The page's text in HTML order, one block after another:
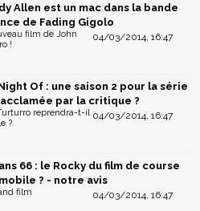
Allen est un mac dans la bande
de Fading Gigolo
04/03/2014, 16:47
film de John
!
Of : une saison 2 pour la série
acclamée par la critique ?
04/03/2014, 16:47
reprendra-t-il
?
66 : le Rocky du film de course
? - notre avis
04/03/2014, 16:47
film